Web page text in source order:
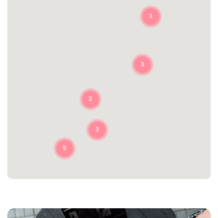
2
3
3
5
3